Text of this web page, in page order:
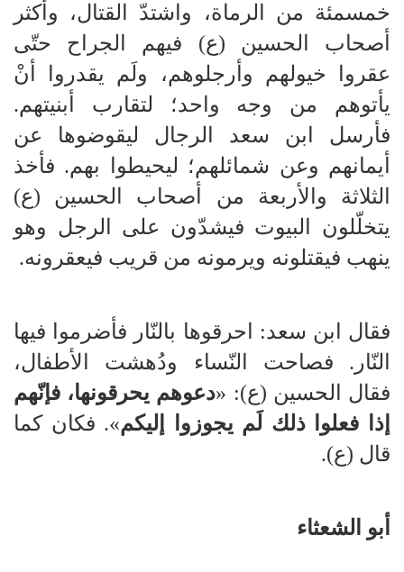
خمسمئة من الرماة، واشتدّ القتال، وأكثر
أصحاب الحسين (ع) فيهم الجراح حتّى
عقروا خيولهم وأرجلوهم، ولَم يقدروا أنْ
يأتوهم من وجه واحد؛ لتقارب أبنيتهم.
فأرسل ابن سعد الرجال ليقوضوها عن
أيمانهم وعن شمائلهم؛ ليحيطوا بهم. فأخذ
الثلاثة والأربعة من أصحاب الحسين (ع)
يتخلّلون البيوت فيشدّون على الرجل وهو
ينهب فيقتلونه ويرمونه من قريب فيعقرونه.
فقال ابن سعد: احرقوها بالنّار فأضرموا فيها
النّار. فصاحت النّساء ودُهشت الأطفال،
فقال الحسين (ع): «دعوهم يحرقونها، فإنّهم
إذا فعلوا ذلك لَم يجوزوا إليكم». فكان كما
قال (ع).
أبو الشعثاء